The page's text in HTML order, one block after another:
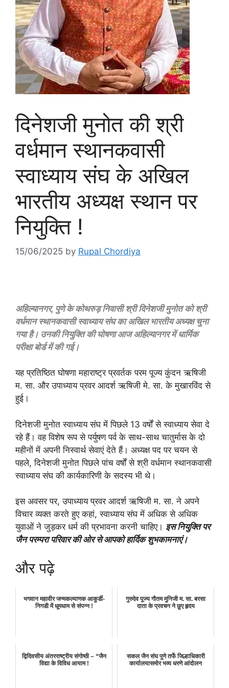
दिनेशजी मुनोत की श्री
वर्धमान स्थानकवासी
स्वाध्याय संघ के अखिल
भारतीय अध्यक्ष स्थान पर
नियुक्ति !
15/06/2025 by Rupal Chordiya
अहिल्यानगर, पुणे के कोथरुड़ निवासी श्री दिनेशजी मुनोत को श्री
वर्धमान स्थानकवासी स्वाध्याय संघ का अखिल भारतीय अध्यक्ष चुना
गया है। उनकी नियुक्ति की घोषणा आज अहिल्यानगर में धार्मिक
परीक्षा बोर्ड में की गई।
यह प्रतिष्ठित घोषणा महाराष्ट्र प्रवर्तक परम पूज्य कुंदन ऋषिजी
म. सा. और उपाध्याय प्रवर आदर्श ऋषिजी मे. सा. के मुखारविंद से
हुई।
दिनेशजी मुनोत स्वाध्याय संघ में पिछले 13 वर्षों से स्वाध्याय सेवा दे
रहे हैं। वह विशेष रूप से पर्युषण पर्व के साथ-साथ चातुर्मास के दो
महीनों में अपनी निस्वार्थ सेवाएं देते हैं। अध्यक्ष पद पर चयन से
पहले, दिनेशजी मुनोत पिछले पांच वर्षों से श्री वर्धमान स्थानकवासी
स्वाध्याय संघ की कार्यकारिणी के सदस्य भी थे।
इस अवसर पर, उपाध्याय प्रवर आदर्श ऋषिजी म. सा. ने अपने
विचार व्यक्त करते हुए कहां, स्वाध्याय संघ में अधिक से अधिक
युवाओं ने जुड़कर धर्म की प्रभावना करनी चाहिए। इस नियुक्ति पर
जैन परम्परा परिवार की ओर से आपको हार्दिक शुभकामनाएं।
और पढ़े
भगवान महावीर जन्मकल्याणक आकुर्डी-
निगडी में धूमधाम से संपन्न !
गुरुदेव पूज्य गौतम मुनिजी म. सा. बरसा
दाता के प्रवचन ने छुए हृदय
द्विदिवसीय अंतरराष्ट्रीय संगोष्ठी – “जैन
विद्या के विविध आयाम !
सकल जैन संघ पुणे तर्फे जिल्हाधिकारी
कार्यालयासमोर भव्य धरणे आंदोलन